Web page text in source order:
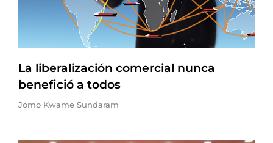
La liberalización comercial nunca
benefició a todos
Jomo Kwame Sundaram